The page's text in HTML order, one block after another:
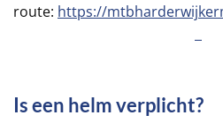
route: https://
Is een helm verplicht?